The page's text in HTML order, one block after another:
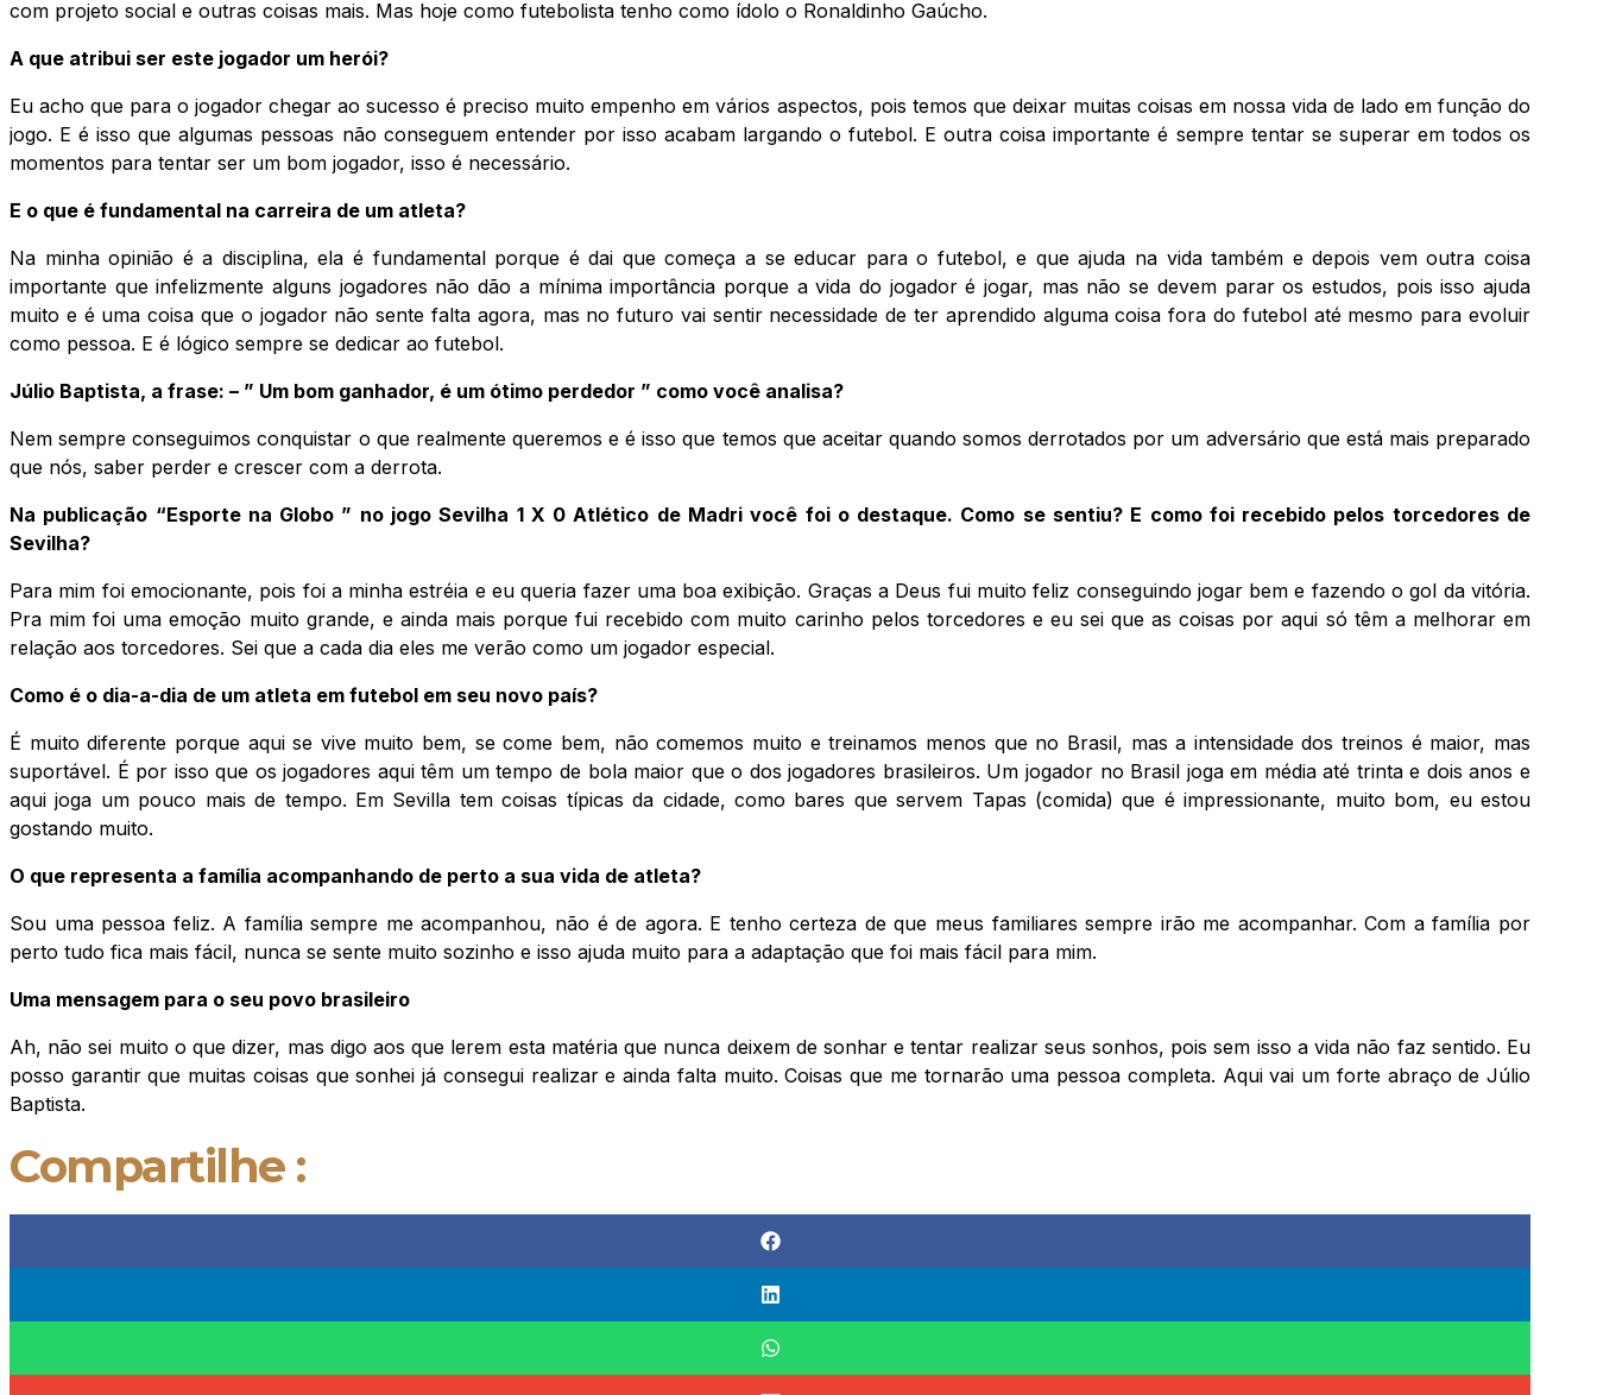
com projeto social e outras coisas mais. Mas hoje como futebolista tenho como ídolo o Ronaldinho Gaúcho.
A que atribui ser este jogador um herói?
Eu acho que para o jogador chegar ao sucesso é preciso muito empenho em vários aspectos, pois temos que deixar muitas coisas em nossa vida de lado em função do
jogo. E é isso que algumas pessoas não conseguem entender por isso acabam largando o futebol. E outra coisa importante é sempre tentar se superar em todos os
momentos para tentar ser um bom jogador, isso é necessário.
E o que é fundamental na carreira de um atleta?
Na minha opinião é a disciplina, ela é fundamental porque é dai que começa a se educar para o futebol, e que ajuda na vida também e depois vem outra coisa
importante que infelizmente alguns jogadores não dão a mínima importância porque a vida do jogador é jogar, mas não se devem parar os estudos, pois isso ajuda
muito e é uma coisa que o jogador não sente falta agora, mas no futuro vai sentir necessidade de ter aprendido alguma coisa fora do futebol até mesmo para evoluir
como pessoa. E é lógico sempre se dedicar ao futebol.
Júlio Baptista, a frase: – ” Um bom ganhador, é um ótimo perdedor ” como você analisa?
Nem sempre conseguimos conquistar o que realmente queremos e é isso que temos que aceitar quando somos derrotados por um adversário que está mais preparado
que nós, saber perder e crescer com a derrota.
Na publicação “Esporte na Globo ” no jogo Sevilha 1 X 0 Atlético de Madri você foi o destaque. Como se sentiu? E como foi recebido pelos torcedores de
Sevilha?
Para mim foi emocionante, pois foi a minha estréia e eu queria fazer uma boa exibição. Graças a Deus fui muito feliz conseguindo jogar bem e fazendo o gol da vitória.
Pra mim foi uma emoção muito grande, e ainda mais porque fui recebido com muito carinho pelos torcedores e eu sei que as coisas por aqui só têm a melhorar em
relação aos torcedores. Sei que a cada dia eles me verão como um jogador especial.
Como é o dia-a-dia de um atleta em futebol em seu novo país?
É muito diferente porque aqui se vive muito bem, se come bem, não comemos muito e treinamos menos que no Brasil, mas a intensidade dos treinos é maior, mas
suportável. É por isso que os jogadores aqui têm um tempo de bola maior que o dos jogadores brasileiros. Um jogador no Brasil joga em média até trinta e dois anos e
aqui joga um pouco mais de tempo. Em Sevilla tem coisas típicas da cidade, como bares que servem Tapas (comida) que é impressionante, muito bom, eu estou
gostando muito.
O que representa a família acompanhando de perto a sua vida de atleta?
Sou uma pessoa feliz. A família sempre me acompanhou, não é de agora. E tenho certeza de que meus familiares sempre irão me acompanhar. Com a família por
perto tudo fica mais fácil, nunca se sente muito sozinho e isso ajuda muito para a adaptação que foi mais fácil para mim.
Uma mensagem para o seu povo brasileiro
Ah, não sei muito o que dizer, mas digo aos que lerem esta matéria que nunca deixem de sonhar e tentar realizar seus sonhos, pois sem isso a vida não faz sentido. Eu
posso garantir que muitas coisas que sonhei já consegui realizar e ainda falta muito. Coisas que me tornarão uma pessoa completa. Aqui vai um forte abraço de Júlio
Baptista.
Compartilhe :